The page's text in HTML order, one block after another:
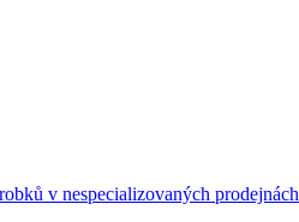
v nespecializovaných prodejnách